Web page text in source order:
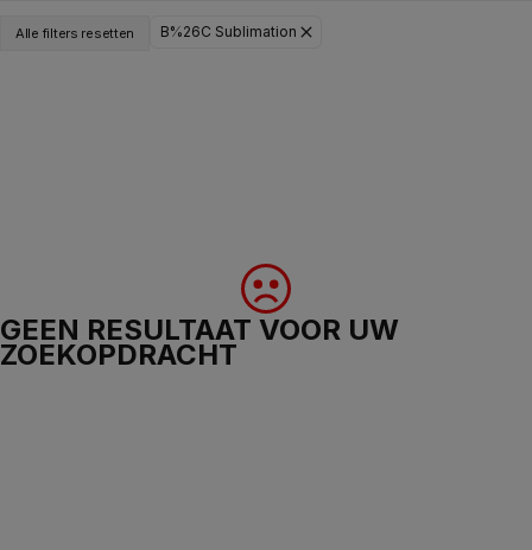
Alle filters resetten B%26C Sublimation
GEEN RESULTAAT VOOR UW
ZOEKOPDRACHT